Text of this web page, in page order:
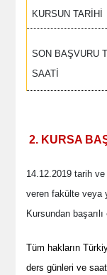
KURSUN TARİHİ
SON BAŞVURU
SAATİ
2. KURSA
14.12.2019 tarih
veren fakülte veya
Kursundan
Tüm hakların
ders günleri ve